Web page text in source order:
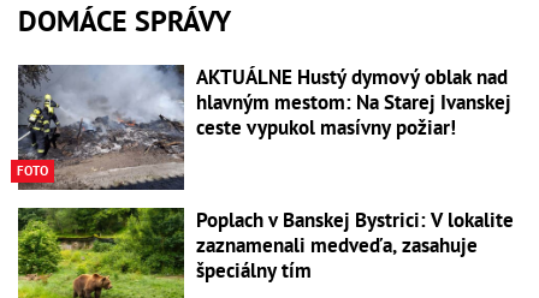
DOMÁCE SPRÁVY
FOTO
AKTUÁLNE Hustý dymový oblak nad
hlavným mestom: Na Starej Ivanskej
ceste vypukol masívny požiar!
Poplach v Banskej Bystrici: V lokalite
zaznamenali medveďa, zasahuje
špeciálny tím